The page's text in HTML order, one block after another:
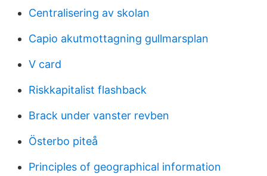
Centralisering av skolan
Capio akutmottagning gullmarsplan
V card
Riskkapitalist flashback
Brack under vanster revben
Österbo piteå
Principles of geographical information